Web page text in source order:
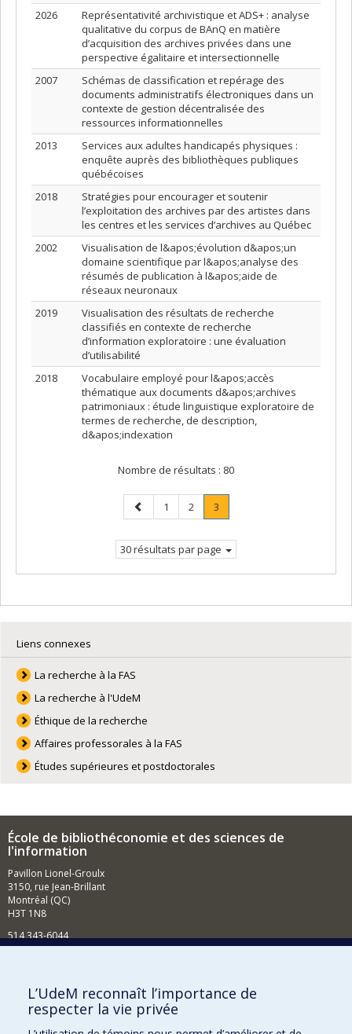
2026
Représentativité archivistique et ADS+ : analyse
qualitative du corpus de BAnQ en matière
d’acquisition des archives privées dans une
perspective égalitaire et intersectionnelle
2007
Schémas de classification et repérage des
documents administratifs électroniques dans un
contexte de gestion décentralisée des
ressources informationnelles
2013
Services aux adultes handicapés physiques :
enquête auprès des bibliothèques publiques
québécoises
2018
Stratégies pour encourager et soutenir
l’exploitation des archives par des artistes dans
les centres et les services d’archives au Québec
2002
Visualisation de l&apos;évolution d&apos;un
domaine scientifique par l&apos;analyse des
résumés de publication à l&apos;aide de
réseaux neuronaux
2019
Visualisation des résultats de recherche
classifiés en contexte de recherche
d’information exploratoire : une évaluation
d’utilisabilité
2018
Vocabulaire employé pour l&apos;accès
thématique aux documents d&apos;archives
patrimoniaux : étude linguistique exploratoire de
termes de recherche, de description,
d&apos;indexation
Nombre de résultats : 80
Page
précédente
Page
1 Page
2 Page
3.
Page
30 résultats par page
Liens connexes
La recherche à la FAS
La recherche à l'UdeM
Éthique de la recherche
Affaires professorales à la FAS
Études supérieures et postdoctorales
École de bibliothéconomie et des sciences de
l'information
Pavillon Lionel-Groulx
3150, rue Jean-Brillant
Montréal (QC)
H3T 1N8
514 343-6044
Comment soutenir l'École?
BESOIN D'AIDE?
L’UdeM reconnaît l’importance de
respecter la vie privée